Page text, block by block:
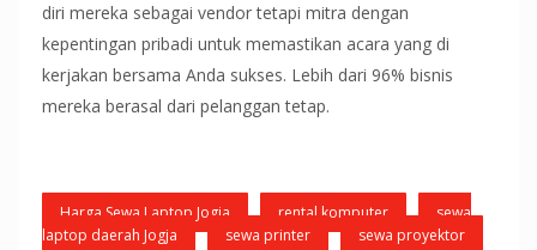
diri mereka sebagai vendor tetapi mitra dengan
kepentingan pribadi untuk memastikan acara yang di
kerjakan bersama Anda sukses. Lebih dari 96% bisnis
mereka berasal dari pelanggan tetap.
Harga Sewa Laptop Jogja rental komputer
sewa
laptop daerah Jogja
sewa printer sewa proyektor